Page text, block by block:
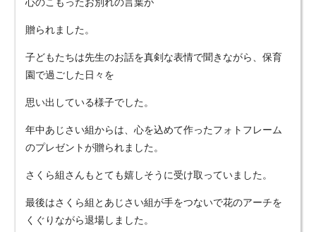
贈られました。
子どもたちは先生のお話を真剣な表情で聞きながら、保育
園で過ごした日々を
思い出している様子でした。
年中あじさい組からは、心を込めて作ったフォトフレーム
のプレゼントが贈られました。
さくら組さんもとても嬉しそうに受け取っていました。
最後はさくら組とあじさい組が手をつないで花のアーチを
くぐりながら退場しました。